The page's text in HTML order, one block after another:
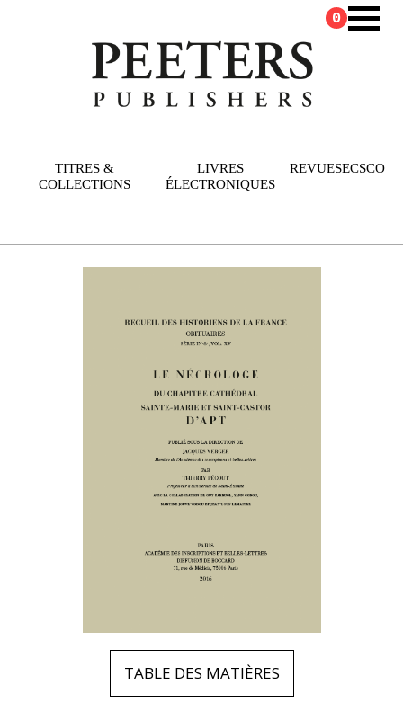
TITRES &
COLLECTIONS
LIVRES
ÉLECTRONIQUES
REVUESECSCO
0
TABLE DES MATIÈRES